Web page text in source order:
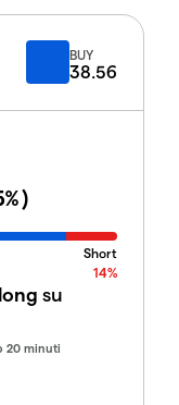
BUY
38.56
%)
Short
14%
su
20 minuti